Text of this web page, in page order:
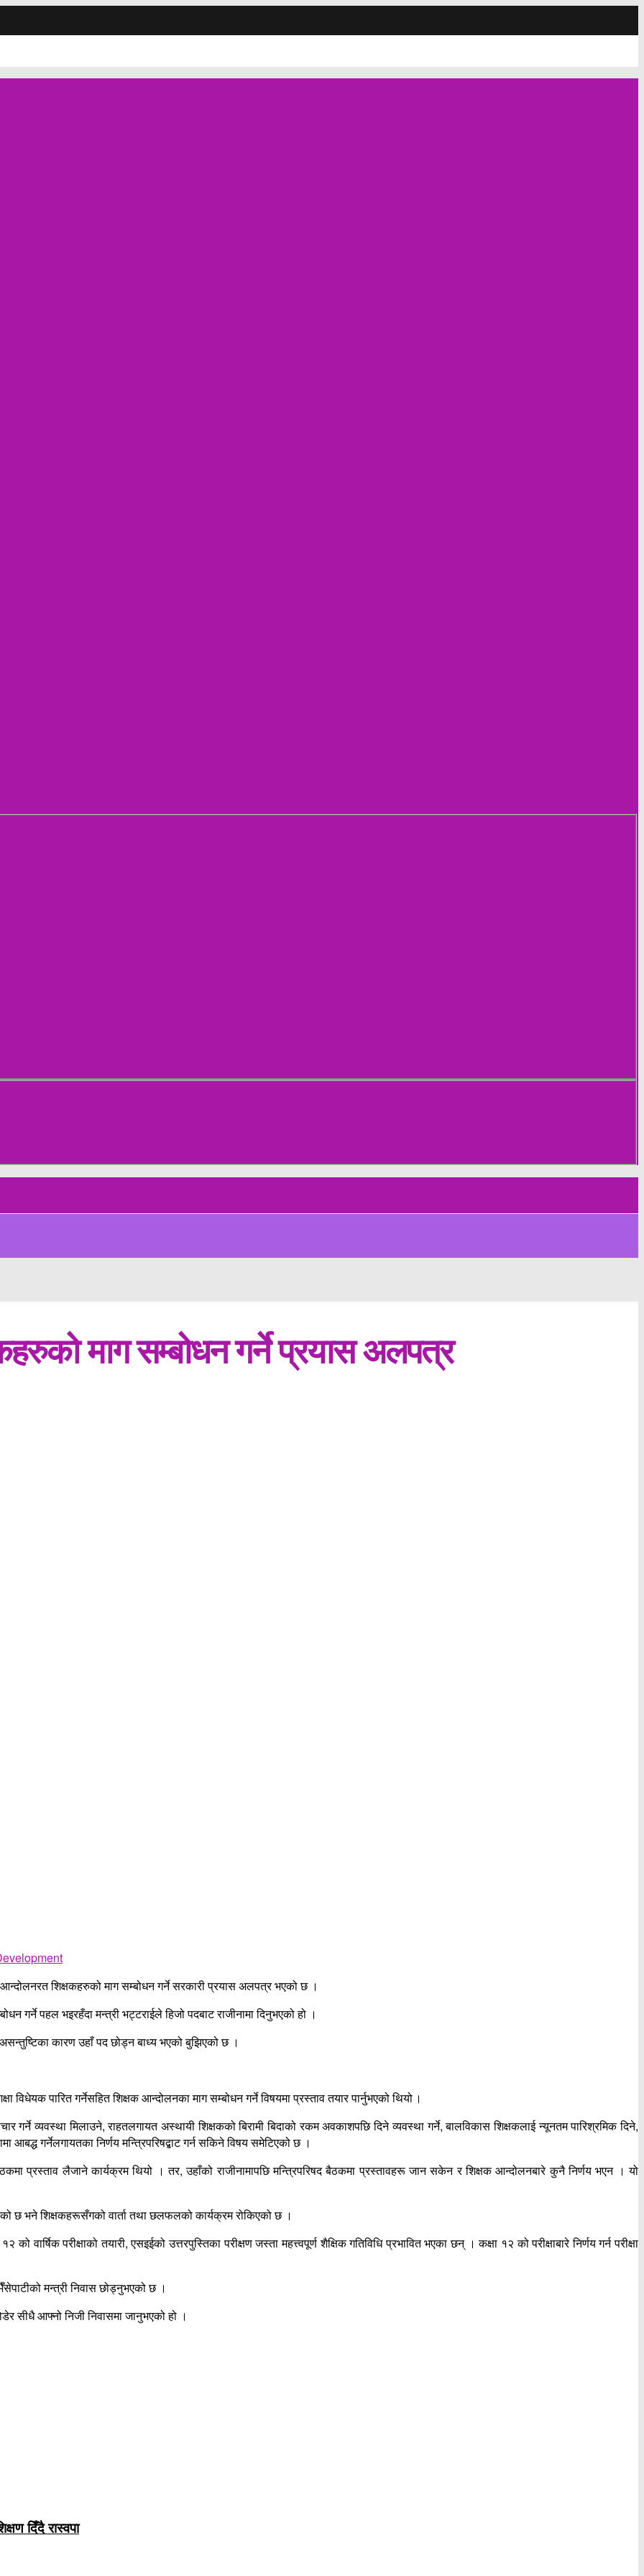
माग सम्बोधन गर्ने प्रयास अलपत्र
आन्दोलनरत शिक्षकहरुको माग सम्बोधन गर्ने सरकारी प्रयास अलपत्र भएको छ ।
गर्ने पहल भइरहँदा मन्त्री भट्टराईले हिजो पदबाट राजीनामा दिनुभएको हो ।
कारण उहाँ पद छोड्न बाध्य भएको बुझिएको छ ।
पारित गर्नेसहित शिक्षक आन्दोलनका माग सम्बोधन गर्ने विषयमा प्रस्ताव तयार पार्नुभएको थियो ।
गर्ने व्यवस्था मिलाउने, राहतलगायत अस्थायी शिक्षकको बिरामी बिदाको रकम अवकाशपछि दिने व्यवस्था गर्ने, बालविकास शिक्षकलाई न्यूनतम पारिश्रमिक दिने,
आबद्ध गर्नेलगायतका निर्णय मन्त्रिपरिषद्बाट गर्न सकिने विषय समेटिएको छ ।
प्रस्ताव लैजाने कार्यक्रम थियो । तर, उहाँको राजीनामापछि मन्त्रिपरिषद बैठकमा प्रस्तावहरू जान सकेन र शिक्षक आन्दोलनबारे कुनै निर्णय भएन । यो
छ भने शिक्षकहरूसँगको वार्ता तथा छलफलको कार्यक्रम रोकिएको छ ।
वार्षिक परीक्षाको तयारी, एसइईको उत्तरपुस्तिका परीक्षण जस्ता महत्त्वपूर्ण शैक्षिक गतिविधि प्रभावित भएका छन् । कक्षा १२ को परीक्षाबारे निर्णय गर्न परीक्षा
भैँसेपाटीको मन्त्री निवास छोड्नुभएको छ ।
सीधै आफ्नो निजी निवासमा जानुभएको हो ।
दिँदै रास्वपा